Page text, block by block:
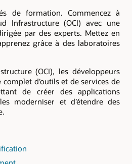
de formation. Commencez à
Infrastructure (OCI) avec une
par des experts. Mettez en
grâce à des laboratoires
(OCI), les développeurs
d’outils et de services de
de créer des applications
moderniser et d’étendre des